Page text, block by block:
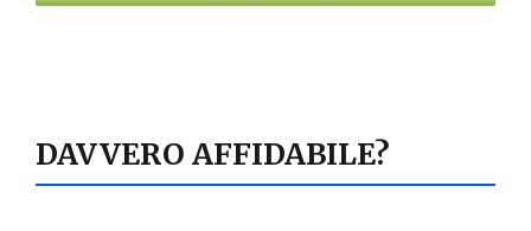
DAVVERO AFFIDABILE?